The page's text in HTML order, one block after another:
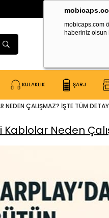
mobicaps.com
haberiniz olsun
KULAKLIK ŞARJ
NEDEN ÇALIŞMAZ? İŞTE TÜM
Neden